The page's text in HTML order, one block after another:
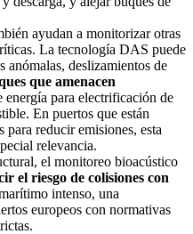
ayudan a monitorizar otras
La tecnología DAS puede
anómalas, deslizamientos de
que amenacen
energía para electrificación de
En puertos que están
para reducir emisiones, esta
relevancia.
el monitoreo bioacústico
el riesgo de colisiones con
intenso, una
europeos con normativas